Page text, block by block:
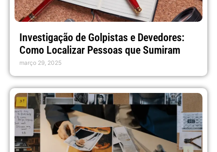
Investigação de Golpistas e Devedores:
Como Localizar Pessoas que Sumiram
março 29, 2025